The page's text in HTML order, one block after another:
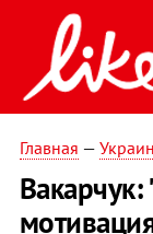
Главная —